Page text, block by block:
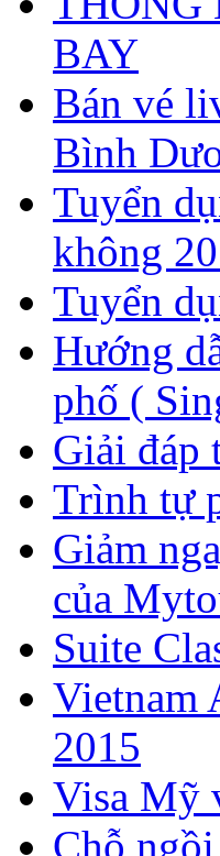
BAY
Bán vé
Bình
Tuyển
không
Tuyển
Hướng
phố (
Giải đáp
Trình tự
Giảm
của
Suite
Vietnam
2015
Visa Mỹ
Chỗ